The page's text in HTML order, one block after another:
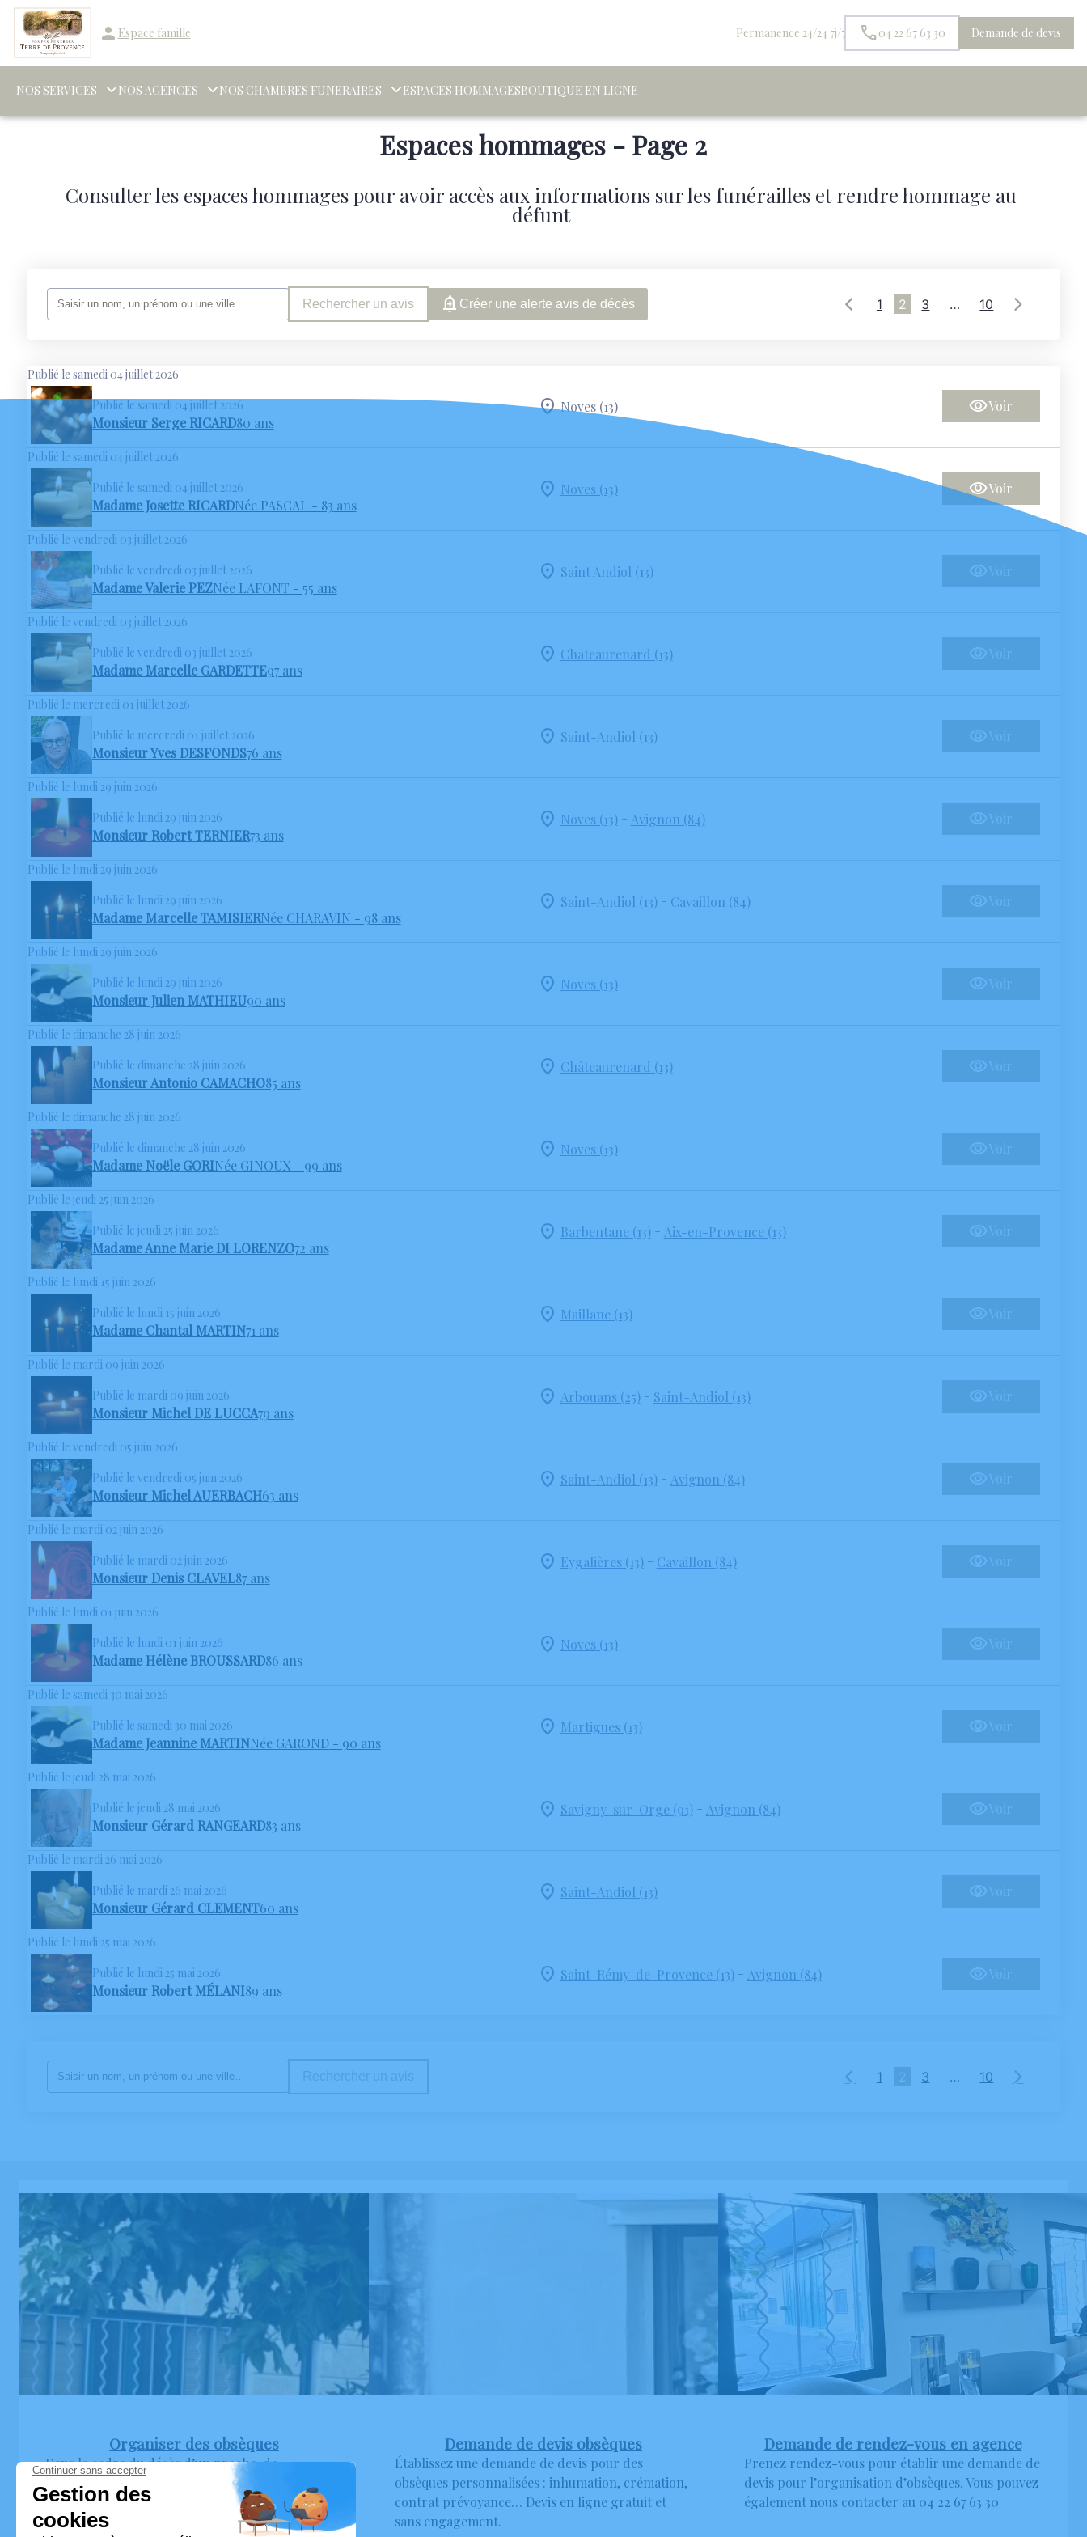
Espace famille Permanence 24/24 7j/7 04 22 67 63 30 Demande de devis
NOS SERVICES NOS AGENCES NOS CHAMBRES FUNERAIRES ESPACES HOMMAGESBOUTIQUE EN LIGNE
Espaces hommages - Page 2
Consulter les espaces hommages pour avoir accès aux informations sur les funérailles et rendre hommage au
défunt
Rechercher un avis Créer une alerte avis de décès 1 2 3 … 10
Publié le samedi 04 juillet 2026
Publié le samedi 04 juillet 2026
Monsieur Serge RICARD80 ans
Noves (13) Voir
Publié le samedi 04 juillet 2026
Publié le samedi 04 juillet 2026
Madame Josette RICARDNée PASCAL - 83 ans
Noves (13) Voir
Publié le vendredi 03 juillet 2026
Publié le vendredi 03 juillet 2026
Madame Valerie PEZNée LAFONT - 55 ans
Saint Andiol (13) Voir
Publié le vendredi 03 juillet 2026
Publié le vendredi 03 juillet 2026
Madame Marcelle GARDETTE97 ans
Chateaurenard (13) Voir
Publié le mercredi 01 juillet 2026
Publié le mercredi 01 juillet 2026
Monsieur Yves DESFONDS76 ans
Saint-Andiol (13) Voir
Publié le lundi 29 juin 2026
Publié le lundi 29 juin 2026
Monsieur Robert TERNIER73 ans
Noves (13) - Avignon (84) Voir
Publié le lundi 29 juin 2026
Publié le lundi 29 juin 2026
Madame Marcelle TAMISIERNée CHARAVIN - 98 ans
Saint-Andiol (13) - Cavaillon (84) Voir
Publié le lundi 29 juin 2026
Publié le lundi 29 juin 2026
Monsieur Julien MATHIEU90 ans
Noves (13) Voir
Publié le dimanche 28 juin 2026
Publié le dimanche 28 juin 2026
Monsieur Antonio CAMACHO85 ans
Châteaurenard (13) Voir
Publié le dimanche 28 juin 2026
Publié le dimanche 28 juin 2026
Madame Noële GORINée GINOUX - 99 ans
Noves (13) Voir
Publié le jeudi 25 juin 2026
Publié le jeudi 25 juin 2026
Madame Anne Marie DI LORENZO72 ans
Barbentane (13) - Aix-en-Provence (13) Voir
Publié le lundi 15 juin 2026
Publié le lundi 15 juin 2026
Madame Chantal MARTIN71 ans
Maillane (13) Voir
Publié le mardi 09 juin 2026
Publié le mardi 09 juin 2026
Monsieur Michel DE LUCCA79 ans
Arbouans (25) - Saint-Andiol (13) Voir
Publié le vendredi 05 juin 2026
Publié le vendredi 05 juin 2026
Monsieur Michel AUERBACH63 ans
Saint-Andiol (13) - Avignon (84) Voir
Publié le mardi 02 juin 2026
Publié le mardi 02 juin 2026
Monsieur Denis CLAVEL87 ans
Eygalières (13) - Cavaillon (84) Voir
Publié le lundi 01 juin 2026
Publié le lundi 01 juin 2026
Madame Hélène BROUSSARD86 ans
Noves (13) Voir
Publié le samedi 30 mai 2026
Publié le samedi 30 mai 2026
Madame Jeannine MARTINNée GAROND - 90 ans
Martigues (13) Voir
Publié le jeudi 28 mai 2026
Publié le jeudi 28 mai 2026
Monsieur Gérard RANGEARD83 ans
Savigny-sur-Orge (91) - Avignon (84) Voir
Publié le mardi 26 mai 2026
Publié le mardi 26 mai 2026
Monsieur Gérard CLEMENT60 ans
Saint-Andiol (13) Voir
Publié le lundi 25 mai 2026
Publié le lundi 25 mai 2026
Monsieur Robert MÉLANI89 ans
Saint-Rémy-de-Provence (13) - Avignon (84) Voir
Rechercher un avis 1 2 3 … 10
Organiser des obsèques
Dans le cadre du décès d’un proche, de
nombreuses démarches doivent être entreprises
afin d’organiser les funérailles. Retrouvez ci-
dessous toutes les informations nécessaires afin
Demande de devis obsèques
Établissez une demande de devis pour des
obsèques personnalisées : inhumation, crémation,
contrat prévoyance… Devis en ligne gratuit et
sans engagement.
Demande de rendez-vous en agence
Prenez rendez-vous pour établir une demande de
devis pour l’organisation d’obsèques. Vous pouvez
également nous contacter au 04 22 67 63 30